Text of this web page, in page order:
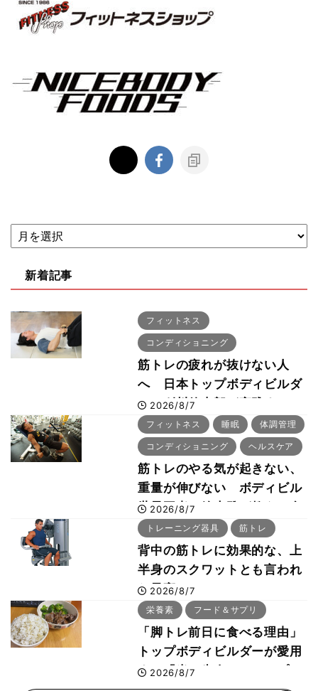
新着記事
フィットネス
コンディショニング
筋トレの疲れが抜けない人
へ 日本トップボディビルダ
ー・刈川啓志郎が実践する
「回復習慣」
2026/8/7
フィットネス 睡眠 体調管理
コンディショニング ヘルスケア
筋トレのやる気が起きない、
重量が伸びない ボディビル
世界王者・鈴木雅が教える食
事・睡眠・呼吸の整え方
2026/8/7
トレーニング器具 筋トレ
背中の筋トレに効果的な、上
半身のスクワットとも言われ
た最高マシン“ノーチラス・
プルオーバーマシン”とは？
2026/8/7
栄養素 フード＆サプリ
「脚トレ前日に食べる理由」
トップボディビルダーが愛用
する「米＋牛肉」のシンプル
2026/8/7